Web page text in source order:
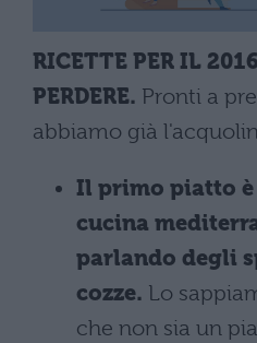
RICETTE PER IL
PERDERE. Pronti a
abbiamo già
Il primo piatto
cucina
parlando degli
cozze. Lo
che non sia un